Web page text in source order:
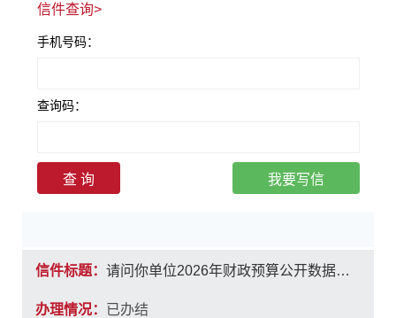
信件查询>
手机号码：
查询码：
查 询 我要写信
信件标题： 请问你单位2026年财政预算公开数据在哪能查看？
办理情况： 已办结